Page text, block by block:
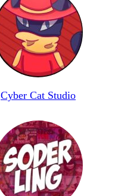
Cyber Cat Studio